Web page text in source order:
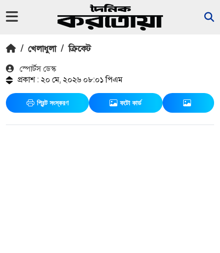
/ খেলাধুলা / ক্রিকেট
স্পোর্টস ডেস্ক
প্রকাশ : ২০ মে, ২০২৬ ০৮:০১ পিএম
প্রিন্ট সংস্করণ ফটো কার্ড